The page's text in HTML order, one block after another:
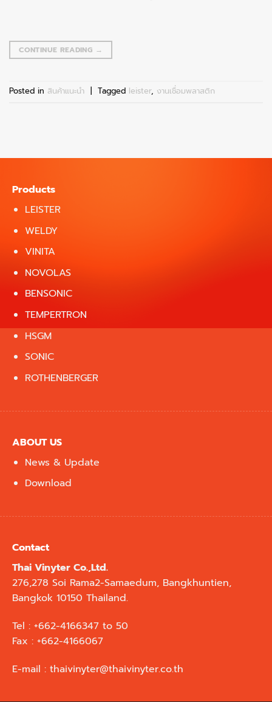
CONTINUE READING →
Posted in สินค้าแนะนำ Tagged leister, งานเชื่อมพลาสติก
Products
LEISTER
WELDY
VINITA
NOVOLAS
BENSONIC
TEMPERTRON
HSGM
SONIC
ROTHENBERGER
ABOUT US
News & Update
Download
Contact
Thai Vinyter Co.,Ltd.
276,278 Soi Rama2-Samaedum, Bangkhuntien,
Bangkok 10150 Thailand.
Tel : +662-4166347 to 50
Fax : +662-4166067
E-mail : thaivinyter@thaivinyter.co.th